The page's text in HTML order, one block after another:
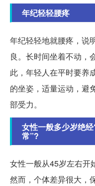
年纪轻轻腰疼
年纪轻轻地就腰疼，说
良。长时间坐着不动，
此，年轻人在平时要养
的坐姿，适量运动，避
部受力。
女性一般多少岁绝
常”?
女性一般从45岁左右开
然而，个体差异很大，